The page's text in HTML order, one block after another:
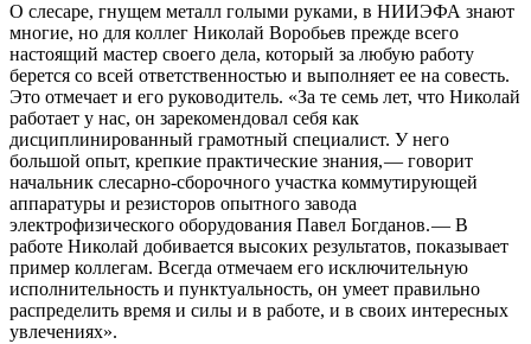
О слесаре, гнущем металл голыми руками, в НИИЭФА знают
многие, но для коллег Николай Воробьев прежде всего
настоящий мастер своего дела, который за любую работу
берется со всей ответственностью и выполняет ее на совесть.
Это отмечает и его руководитель. «За те семь лет, что Николай
работает у нас, он зарекомендовал себя как
дисциплинированный грамотный специалист. У него
большой опыт, крепкие практические знания, — ​говорит
начальник слесарно-сборочного участка коммутирующей
аппаратуры и резисторов опытного завода
электрофизического оборудования Павел Богданов. — ​В
работе Николай добивается высоких результатов, показывает
пример коллегам. Всегда отмечаем его исключительную
исполнительность и пунктуальность, он умеет правильно
распределить время и силы и в работе, и в своих интересных
увлечениях».